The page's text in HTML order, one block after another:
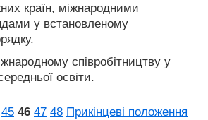
країн, міжнародними
у встановленому
співробітництву у
освіти.
45 46 47 48 Прикінцеві положення